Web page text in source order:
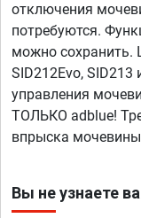
отключения
потребуются.
можно сохранить.
SID212Evo,
управления
ТОЛЬКО adblue!
впрыска
Вы не узнаете